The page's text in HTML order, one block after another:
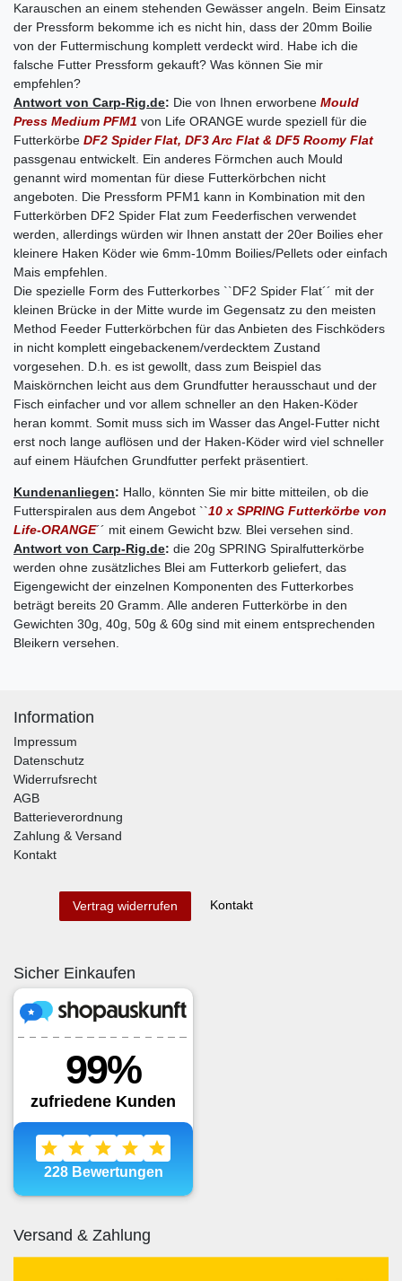
Karauschen an einem stehenden Gewässer angeln. Beim Einsatz
der Pressform bekomme ich es nicht hin, dass der 20mm Boilie
von der Futtermischung komplett verdeckt wird. Habe ich die
falsche Futter Pressform gekauft? Was können Sie mir
empfehlen?
Antwort von Carp-Rig.de: Die von Ihnen erworbene Mould
Press Medium PFM1 von Life ORANGE wurde speziell für die
Futterkörbe DF2 Spider Flat, DF3 Arc Flat & DF5 Roomy Flat
passgenau entwickelt. Ein anderes Förmchen auch Mould
genannt wird momentan für diese Futterkörbchen nicht
angeboten. Die Pressform PFM1 kann in Kombination mit den
Futterkörben DF2 Spider Flat zum Feederfischen verwendet
werden, allerdings würden wir Ihnen anstatt der 20er Boilies eher
kleinere Haken Köder wie 6mm-10mm Boilies/Pellets oder einfach
Mais empfehlen.
Die spezielle Form des Futterkorbes ``DF2 Spider Flat´´ mit der
kleinen Brücke in der Mitte wurde im Gegensatz zu den meisten
Method Feeder Futterkörbchen für das Anbieten des Fischköders
in nicht komplett eingebackenem/verdecktem Zustand
vorgesehen. D.h. es ist gewollt, dass zum Beispiel das
Maiskörnchen leicht aus dem Grundfutter herausschaut und der
Fisch einfacher und vor allem schneller an den Haken-Köder
heran kommt. Somit muss sich im Wasser das Angel-Futter nicht
erst noch lange auflösen und der Haken-Köder wird viel schneller
auf einem Häufchen Grundfutter perfekt präsentiert.
Kundenanliegen: Hallo, könnten Sie mir bitte mitteilen, ob die
Futterspiralen aus dem Angebot ``10 x SPRING Futterkörbe von
Life-ORANGE´´ mit einem Gewicht bzw. Blei versehen sind.
Antwort von Carp-Rig.de: die 20g SPRING Spiralfutterkörbe
werden ohne zusätzliches Blei am Futterkorb geliefert, das
Eigengewicht der einzelnen Komponenten des Futterkorbes
beträgt bereits 20 Gramm. Alle anderen Futterkörbe in den
Gewichten 30g, 40g, 50g & 60g sind mit einem entsprechenden
Bleikern versehen.
Information
Impressum
Datenschutz
Widerrufsrecht
AGB
Batterieverordnung
Zahlung & Versand
Kontakt
Vertrag widerrufen Kontakt
Sicher Einkaufen
Versand & Zahlung